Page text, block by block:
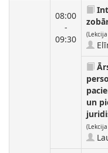
08:00
-
09:30
un